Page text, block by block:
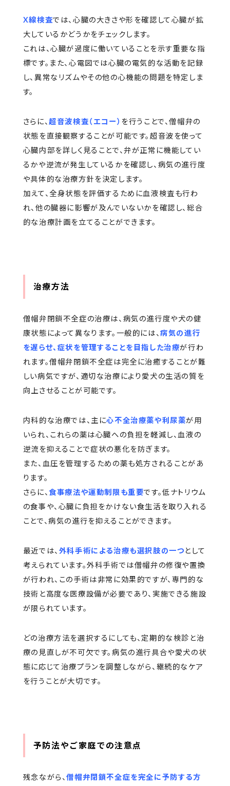
X線検査では、心臓の大きさや形を確認して心臓が拡
大しているかどうかをチェックします。
これは、心臓が過度に働いていることを示す重要な指
標です。また、心電図では心臓の電気的な活動を記録
し、異常なリズムやその他の心機能の問題を特定しま
す。
さらに、超音波検査（エコー） を行うことで、僧帽弁の
状態を直接観察することが可能です。超音波を使って
心臓内部を詳しく見ることで、弁が正常に機能してい
るかや逆流が発生しているかを確認し、病気の進行度
や具体的な治療方針を決定します。
加えて、全身状態を評価するために血液検査も行わ
れ、他の臓器に影響が及んでいないかを確認し、総合
的な治療計画を立てることができます。
治療方法
僧帽弁閉鎖不全症の治療は、病気の進行度や犬の健
康状態によって異なります。一般的には、病気の進行
を遅らせ、症状を管理することを目指した治療が行わ
れます。僧帽弁閉鎖不全症は完全に治癒することが難
しい病気ですが、適切な治療により愛犬の生活の質を
向上させることが可能です。
内科的な治療では、主に心不全治療薬や利尿薬が用
いられ、これらの薬は心臓への負担を軽減し、血液の
逆流を抑えることで症状の悪化を防ぎます。
また、血圧を管理するための薬も処方されることがあ
ります。
さらに、食事療法や運動制限も重要です。低ナトリウム
の食事や、心臓に負担をかけない食生活を取り入れる
ことで、病気の進行を抑えることができます。
最近では、 外科手術による治療も選択肢の一つ として
考えられています。外科手術では僧帽弁の修復や置換
が行われ、この手術は非常に効果的ですが、専門的な
技術と高度な医療設備が必要であり、実施できる施設
が限られています。
どの治療方法を選択するにしても、定期的な検診と治
療の見直しが不可欠です。病気の進行具合や愛犬の状
態に応じて治療プランを調整しながら、継続的なケア
を行うことが大切です。
予防法やご家庭での注意点
残念ながら、僧帽弁閉鎖不全症を完全に予防する方